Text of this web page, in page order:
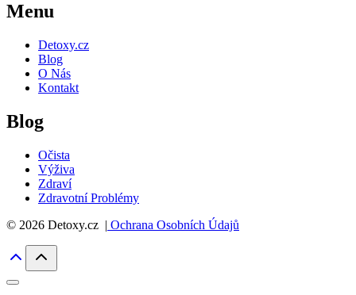
Menu
Detoxy.cz
Blog
O Nás
Kontakt
Blog
Očista
Výživa
Zdraví
Zdravotní Problémy
© 2026 Detoxy.cz | Ochrana Osobních Údajů